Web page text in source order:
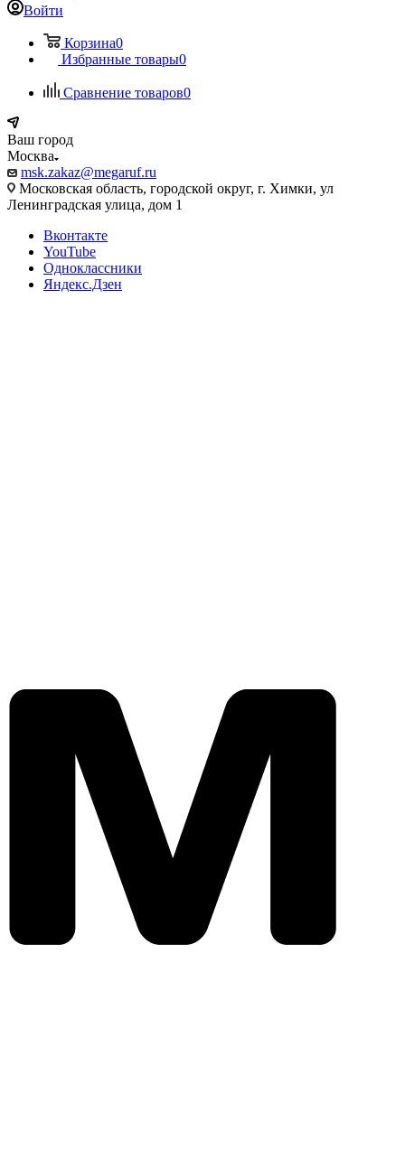
Войти
Корзина0
Избранные товары0
Сравнение товаров0
Ваш город
Москва
msk.zakaz@megaruf.ru
Московская область, городской округ, г. Химки, ул
Ленинградская улица, дом 1
Вконтакте
YouTube
Одноклассники
Яндекс.Дзен